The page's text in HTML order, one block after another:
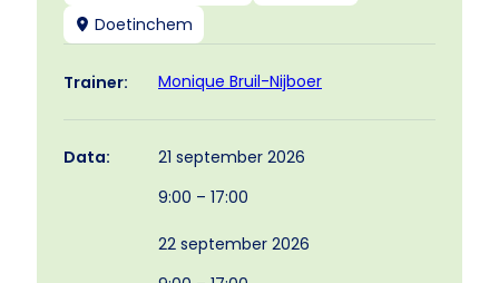
Doetinchem
Trainer: Monique Bruil-Nijboer
Data:
21 september 2026
9:00 – 17:00
22 september 2026